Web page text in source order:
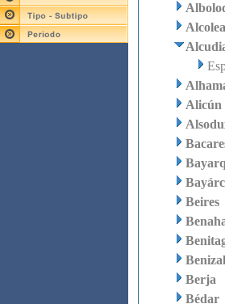
Alcolea
Alicún
Beires
Berja
Bédar